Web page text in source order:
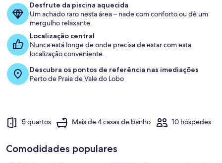
Desfrute da piscina aquecida
Um achado raro nesta área – nade com conforto ou dê um
mergulho relaxante.
Localização central
Nunca está longe de onde precisa de estar com esta
localização conveniente.
Descubra os pontos de referência nas imediações
Perto de Praia de Vale do Lobo
5 quartos Mais de 4 casas de banho 10 hóspedes
Comodidades populares